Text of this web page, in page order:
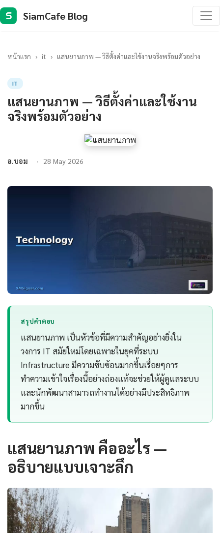
S SiamCafe Blog
หน้าแรก › it › แสนยานภาพ — วิธีตั้งค่าและใช้งานจริงพร้อมตัวอย่าง
IT
แสนยานภาพ — วิธีตั้งค่าและใช้งาน
จริงพร้อมตัวอย่าง
อ.บอม 28 May 2026
สรุปคำตอบ
แสนยานภาพ เป็นหัวข้อที่มีความสำคัญอย่างยิ่งใน
วงการ IT สมัยใหม่โดยเฉพาะในยุคที่ระบบ
Infrastructure มีความซับซ้อนมากขึ้นเรื่อยๆการ
ทำความเข้าใจเรื่องนี้อย่างถ่องแท้จะช่วยให้ผู้ดูแลระบบ
และนักพัฒนาสามารถทำงานได้อย่างมีประสิทธิภาพ
มากขึ้น
แสนยานภาพ คืออะไร —
อธิบายแบบเจาะลึก